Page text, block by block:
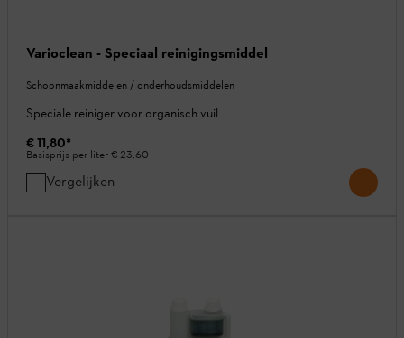
Varioclean - Speciaal reinigingsmiddel
Schoonmaakmiddelen / onderhoudsmiddelen
Speciale reiniger voor organisch vuil
€ 11,80*
Basisprijs per liter€ 23,60
Vergelijken